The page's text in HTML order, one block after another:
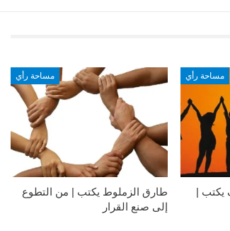
مساحة رأي
طارق الزملوط يكتب | من التطوع
إلى صنع القرار
مساحة رأي
يكتب |